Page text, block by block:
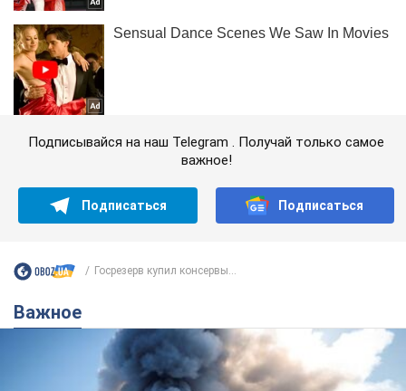
Подписывайся на наш Telegram . Получай только самое
важное!
Подписаться Подписаться
Госрезерв купил консервы...
Важное